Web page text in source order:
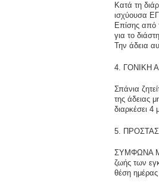
Κατά τη
ισχύουσα
Επίσης από
για το
Την άδεια
4. ΓΟΝΙΚΗ
Σπάνια
της άδειας
διαρκέσει 4
5.
ΣΥΜΦΩΝΑ ΜΕ
ζωής των
θέση